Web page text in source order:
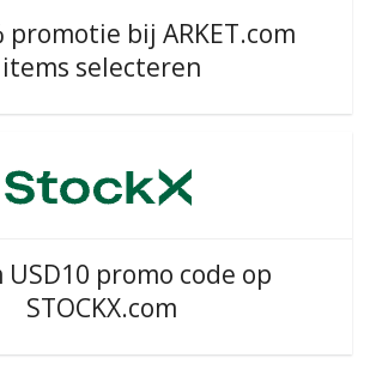
promotie bij ARKET.com
items selecteren
USD10 promo code op
STOCKX.com